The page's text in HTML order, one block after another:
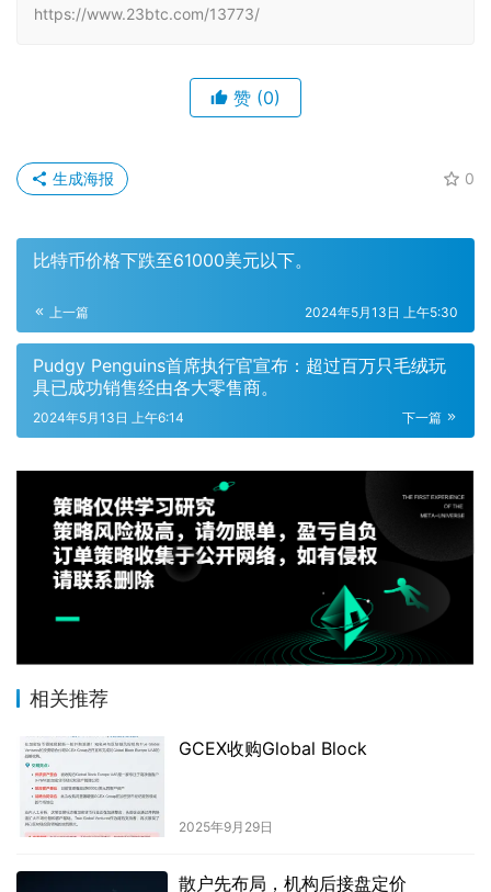
https://www.23btc.com/13773/
赞 (0)
0
生成海报
比特币价格下跌至61000美元以下。
上一篇 2024年5月13日 上午5:30
Pudgy Penguins首席执行官宣布：超过百万只毛绒玩
具已成功销售经由各大零售商。
下一篇
2024年5月13日 上午6:14
相关推荐
GCEX收购Global Block
2025年9月29日
散户先布局，机构后接盘定价